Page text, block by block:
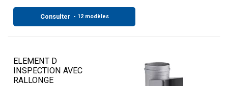
Consulter - 12 modèles
ELEMENT D
INSPECTION AVEC
RALLONGE